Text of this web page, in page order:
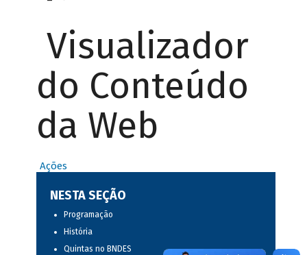
Visualizador
do Conteúdo
da Web
Ações
NESTA SEÇÃO
Programação
História
Quintas no BNDES